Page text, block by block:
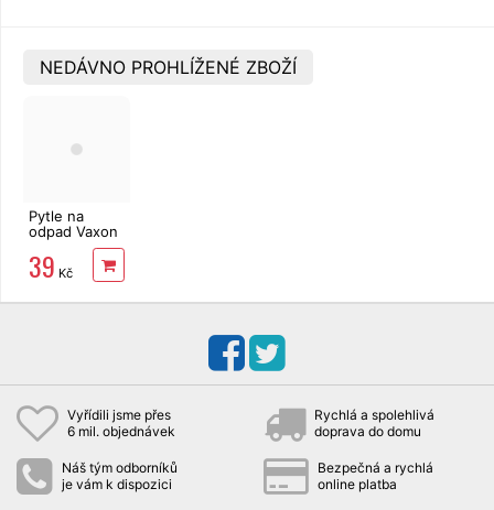
NEDÁVNO PROHLÍŽENÉ ZBOŽÍ
Pytle na
odpad Vaxon
60l, 50ks,
10µm, černé
39 Kč
Vyřídili jsme přes
6 mil. objednávek
Rychlá a spolehlivá
doprava do domu
Náš tým odborníků
je vám k dispozici
Bezpečná a rychlá
online platba